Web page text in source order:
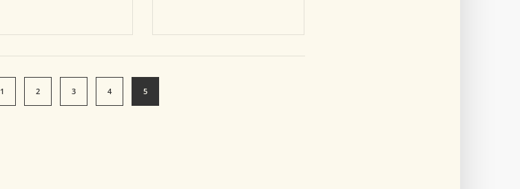
1 2 3 4 5